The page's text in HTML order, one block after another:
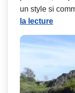
un style si
la lecture